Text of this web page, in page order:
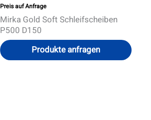
Preis auf Anfrage
Mirka Gold Soft Schleifscheiben
P500 D150
Produkte anfragen